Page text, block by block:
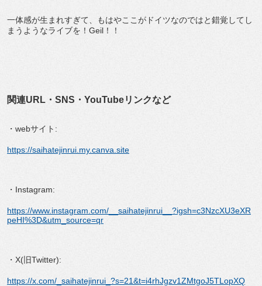
一体感が生まれすぎて、もはやここがドイツなのではと錯覚してし
まうようなライブを！Geil！！
関連URL・SNS・YouTubeリンクなど
・webサイト:
https://saihatejinrui.my.canva.site
・Instagram:
https://www.instagram.com/__saihatejinrui__?igsh=c3NzcXU3eXR
peHI%3D&utm_source=qr
・X(旧Twitter):
https://x.com/_saihatejinrui_?s=21&t=i4rhJgzv1ZMtgoJ5TLopXQ